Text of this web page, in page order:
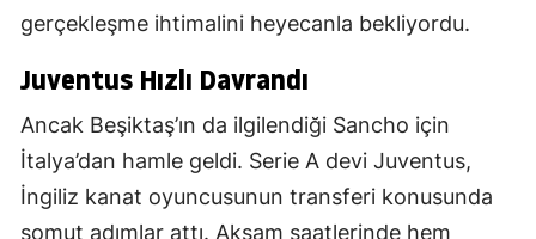
gerçekleşme ihtimalini heyecanla bekliyordu.
Juventus Hızlı Davrandı
Ancak Beşiktaş’ın da ilgilendiği Sancho için
İtalya’dan hamle geldi. Serie A devi Juventus,
İngiliz kanat oyuncusunun transferi konusunda
somut adımlar attı. Akşam saatlerinde hem